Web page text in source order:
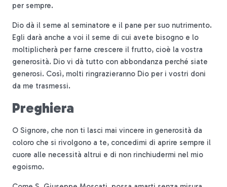
per sempre.
Dio dà il seme al seminatore e il pane per suo nutrimento.
Egli darà anche a voi il seme di cui avete bisogno e lo
moltiplicherà per farne crescere il frutto, cioè la vostra
generosità. Dio vi dà tutto con abbondanza perché siate
generosi. Così, molti ringrazieranno Dio per i vostri doni
da me trasmessi.
Preghiera
O Signore, che non ti lasci mai vincere in generosità da
coloro che si rivolgono a te, concedimi di aprire sempre il
cuore alle necessità altrui e di non rinchiudermi nel mio
egoismo.